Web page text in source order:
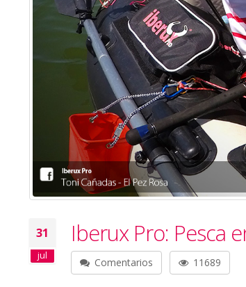
31
jul
Iberux Pro: Pesca
Comentarios 11689